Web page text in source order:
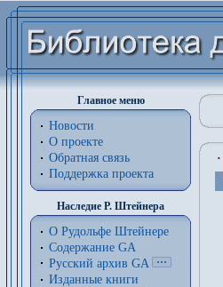
Главное меню
Новости
О проекте
Обратная связь
Поддержка проекта
Наследие Р. Штейнера
О Рудольфе Штейнере
Содержание GA
Русский архив GA
Изданные книги
·